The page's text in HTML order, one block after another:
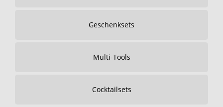
Geschenksets
Multi-Tools
Cocktailsets